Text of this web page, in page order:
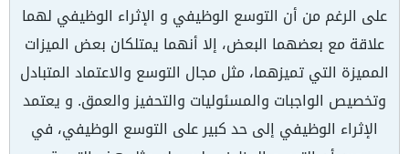
على الرغم من أن التوسع الوظيفي و الإثراء الوظيفي لهما
علاقة مع بعضهما البعض، إلا أنهما يمتلكان بعض الميزات
المميزة التي تميزهما، مثل مجال التوسع والاعتماد المتبادل
وتخصيص الواجبات والمسئوليات والتحفيز والعمق. و يعتمد
الإثراء الوظيفي إلى حد كبير على التوسع الوظيفي، في